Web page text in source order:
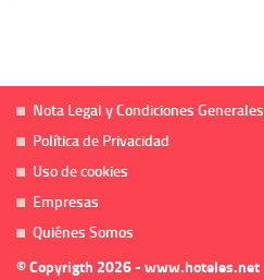
Nota Legal y Condiciones Generales
Política de Privacidad
Uso de cookies
Empresas
Quiénes Somos
© Copyrigth 2026 - www.hoteles.net